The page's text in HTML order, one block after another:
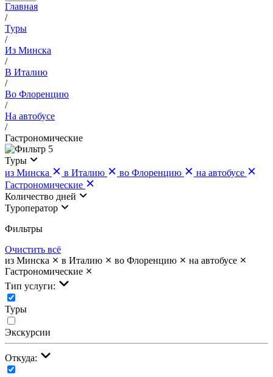
Главная
/
Туры
/
Из Минска
/
В Италию
/
Во Флоренцию
/
На автобусе
/
Гастрономические
5
Туры
из Минска
в Италию во Флоренцию
на автобусе
Гастрономические
Количество дней
Туроператор
Фильтры
Очистить всё
из Минска
в Италию во Флоренцию
на автобусе
Гастрономические
Тип услуги:
Туры
Экскурсии
Откуда: